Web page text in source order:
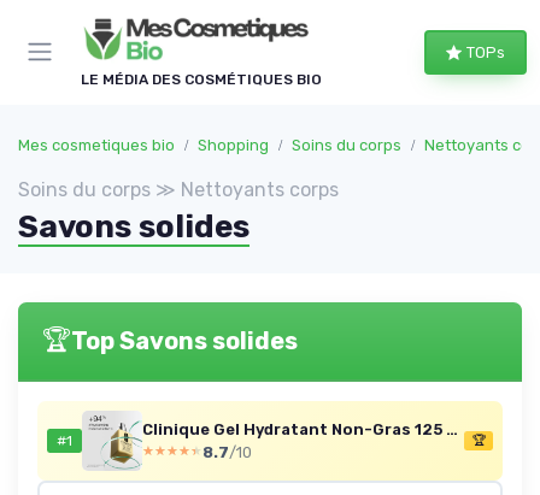
LE MÉDIA DES COSMÉTIQUES BIO
TOPs
Mes cosmetiques bio Shopping Soins du corps Nettoyants
Soins du corps ≫ Nettoyants corps
Savons solides
🏆Top Savons solides
#1
Clinique Gel Hydratant Non-Gras 125 ml
★★★★★
★★★★★ 8.7/10
🏆
Panneau de gestion des cookies